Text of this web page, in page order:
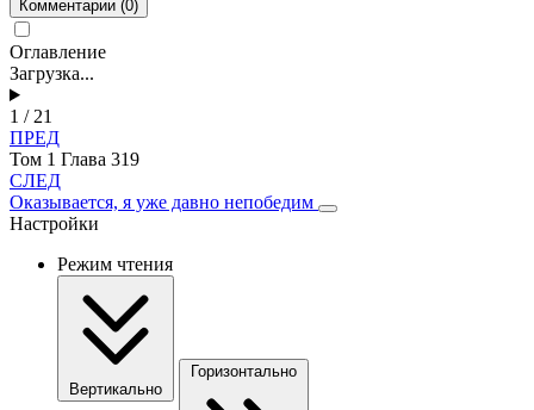
Комментарии (0)
Оглавление
Загрузка...
1 / 21
ПРЕД
Том 1 Глава 319
СЛЕД
Оказывается, я уже давно непобедим
Настройки
Режим чтения
Вертикально
Горизонтально